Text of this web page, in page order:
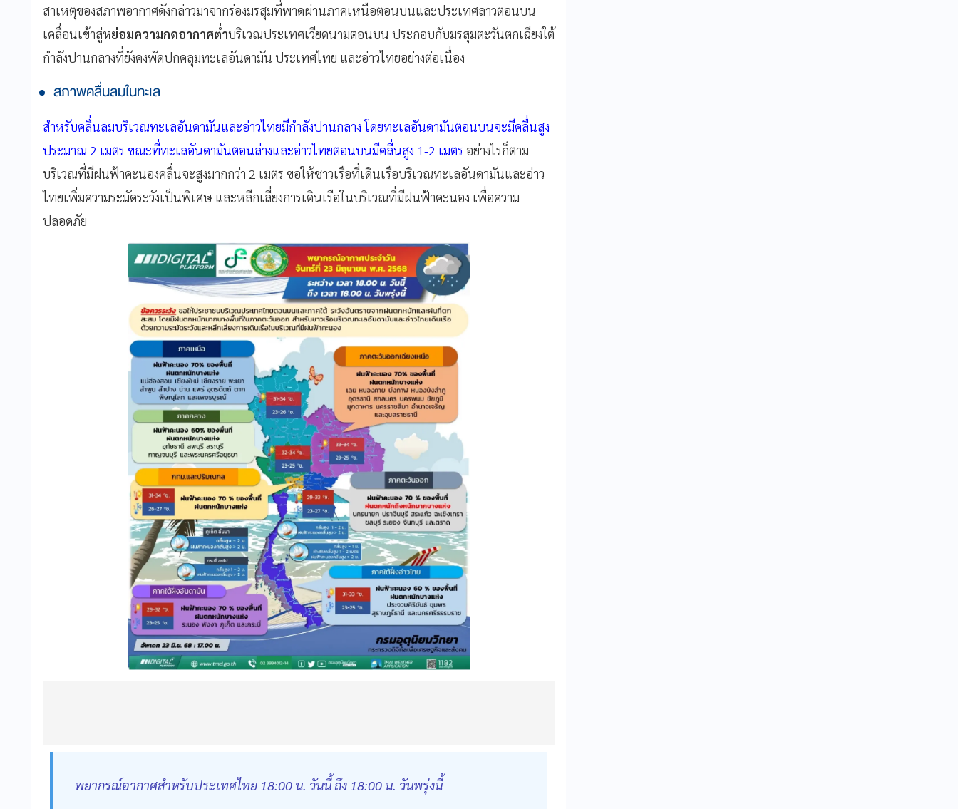
สาเหตุของสภาพอากาศดังกล่าวมาจากร่องมรสุมที่พาดผ่านภาคเหนือตอนบนและประเทศลาวตอนบน
เคลื่อนเข้าสู่หย่อมความกดอากาศต่ำบริเวณประเทศเวียดนามตอนบน ประกอบกับมรสุมตะวันตกเฉียงใต้
กำลังปานกลางที่ยังคงพัดปกคลุมทะเลอันดามัน ประเทศไทย และอ่าวไทยอย่างต่อเนื่อง
สภาพคลื่นลมในทะเล
สำหรับคลื่นลมบริเวณทะเลอันดามันและอ่าวไทยมีกำลังปานกลาง โดยทะเลอันดามันตอนบนจะมีคลื่นสูง
ประมาณ 2 เมตร ขณะที่ทะเลอันดามันตอนล่างและอ่าวไทยตอนบนมีคลื่นสูง 1-2 เมตร อย่างไรก็ตาม
บริเวณที่มีฝนฟ้าคะนองคลื่นจะสูงมากกว่า 2 เมตร ขอให้ชาวเรือที่เดินเรือบริเวณทะเลอันดามันและอ่าว
ไทยเพิ่มความระมัดระวังเป็นพิเศษ และหลีกเลี่ยงการเดินเรือในบริเวณที่มีฝนฟ้าคะนอง เพื่อความ
ปลอดภัย
พยากรณ์อากาศสำหรับประเทศไทย 18:00 น. วันนี้ ถึง 18:00 น. วันพรุ่งนี้